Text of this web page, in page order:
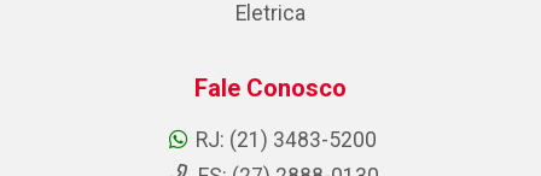
Eletrica
Fale Conosco
RJ: (21) 3483-5200